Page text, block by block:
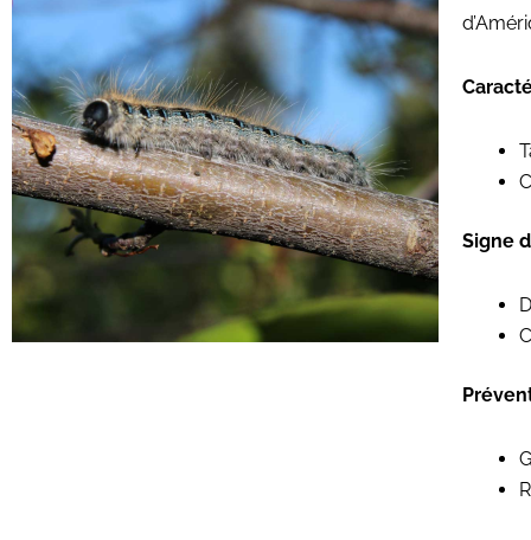
Signe